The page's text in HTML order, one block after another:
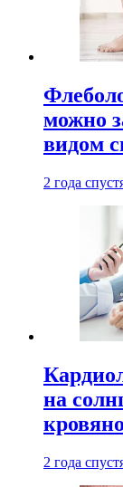
можно
видом
2 года
на
2 года